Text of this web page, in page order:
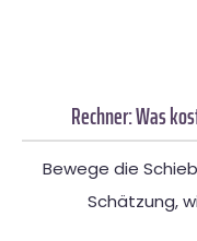
Rechner: Was
Bewege die
Schätzung,